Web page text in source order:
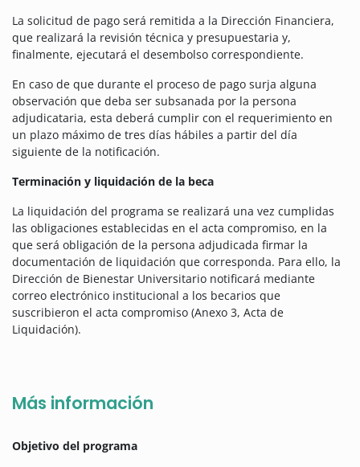
La solicitud de pago será remitida a la Dirección Financiera,
que realizará la revisión técnica y presupuestaria y,
finalmente, ejecutará el desembolso correspondiente.
En caso de que durante el proceso de pago surja alguna
observación que deba ser subsanada por la persona
adjudicataria, esta deberá cumplir con el requerimiento en
un plazo máximo de tres días hábiles a partir del día
siguiente de la notificación.
Terminación y liquidación de la beca
La liquidación del programa se realizará una vez cumplidas
las obligaciones establecidas en el acta compromiso, en la
que será obligación de la persona adjudicada firmar la
documentación de liquidación que corresponda. Para ello, la
Dirección de Bienestar Universitario notificará mediante
correo electrónico institucional a los becarios que
suscribieron el acta compromiso (Anexo 3, Acta de
Liquidación).
Más información
Objetivo del programa